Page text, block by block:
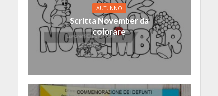
AUTUNNO
Scritta November da
colorare